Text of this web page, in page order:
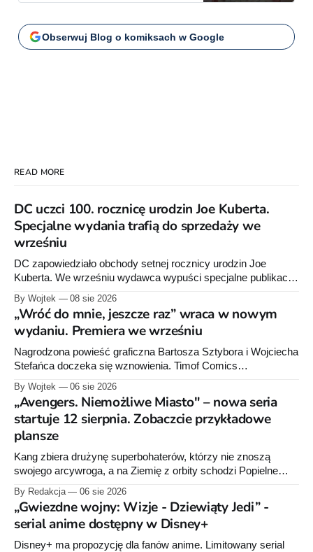
injected suicide machine! I am a
of-controller!
Obserwuj Blog o komiksach w Google
READ MORE
DC uczci 100. rocznicę urodzin Joe Kuberta.
Specjalne wydania trafią do sprzedaży we
wrześniu
DC zapowiedziało obchody setnej rocznicy urodzin Joe
Kuberta. We wrześniu wydawca wypuści specjalne publikacje
poświęcone twórcy „Sgt. Rocka”, z których dwie trafią do
sprzedaży niemal dokładnie w dniu jego urodzin.
By Wojtek 08 sie 2026
„Wróć do mnie, jeszcze raz” wraca w nowym
wydaniu. Premiera we wrześniu
Nagrodzona powieść graficzna Bartosza Sztybora i Wojciecha
Stefańca doczeka się wznowienia. Timof Comics
przygotowuje nową edycję albumu „Wróć do mnie, jeszcze
raz”, którego pierwsze wydanie ukazało się w 2015 roku.
By Wojtek 06 sie 2026
„Avengers. Niemożliwe Miasto" – nowa seria
startuje 12 sierpnia. Zobaczcie przykładowe
plansze
Kang zbiera drużynę superbohaterów, którzy nie znoszą
swojego arcywroga, a na Ziemię z orbity schodzi Popielne
Przymierze z królem Arturem na czele. Pierwszy tom nowej
serii Avengers autorstwa Jeda MacKaya trafia do sklepów 12
sierpnia. Rzućcie okiem na przykładowe plansze.
By Redakcja 06 sie 2026
„Gwiezdne wojny: Wizje - Dziewiąty Jedi” -
serial anime dostępny w Disney+
Disney+ ma propozycję dla fanów anime. Limitowany serial